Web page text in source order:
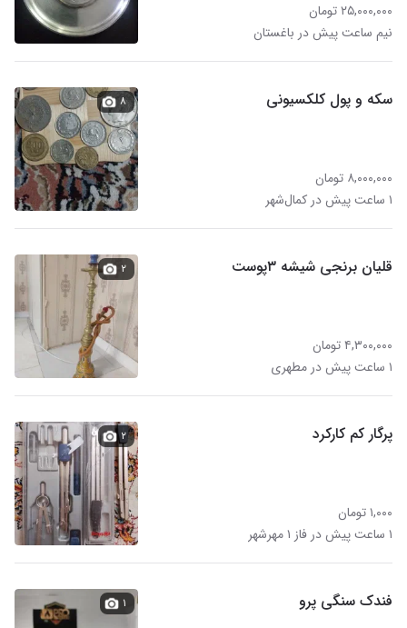
۲۵,۰۰۰,۰۰۰ تومان
نیم ساعت پیش در باغستان
سکه و پول کلکسیونی
۸,۰۰۰,۰۰۰ تومان
۱ ساعت پیش در کمال‌شهر
۸
قلیان برنجی شیشه ۳پوست
۴,۳۰۰,۰۰۰ تومان
۱ ساعت پیش در مطهری
۲
پرگار کم کارکرد
۱,۰۰۰ تومان
۱ ساعت پیش در فاز ۱ مهرشهر
۲
فندک سنگی پرو ۱